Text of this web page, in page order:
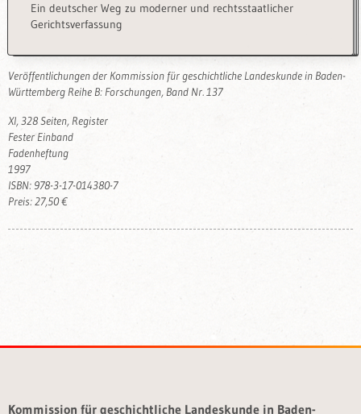
Ein deutscher Weg zu moderner und rechtsstaatlicher
Gerichtsverfassung
Veröffentlichungen der Kommission für geschichtliche Landeskunde in Baden-
Württemberg Reihe B: Forschungen, Band Nr. 137
XI, 328 Seiten, Register
Fester Einband
Fadenheftung
1997
ISBN: 978-3-17-014380-7
Preis: 27,50 €
Kommission für geschichtliche Landeskunde in Baden-